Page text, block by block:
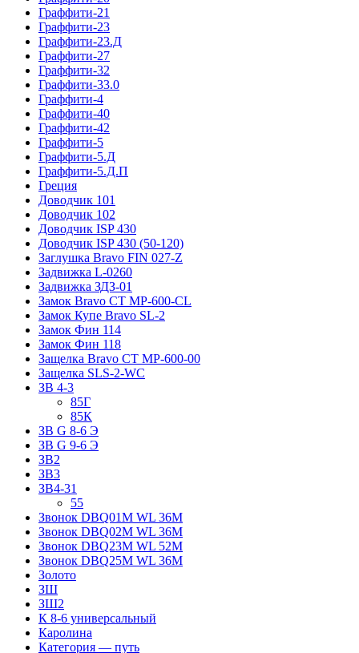
Граффити-21
Граффити-23
Граффити-23.Д
Граффити-27
Граффити-32
Граффити-33.0
Граффити-4
Граффити-40
Граффити-42
Граффити-5
Граффити-5.Д
Граффити-5.Д.П
Греция
Доводчик 101
Доводчик 102
Доводчик ISP 430
Доводчик ISP 430 (50-120)
Заглушка Bravo FIN 027-Z
Задвижка L-0260
Задвижка ЗДЗ-01
Замок Bravo СТ MP-600-CL
Замок Купе Bravo SL-2
Замок Фин 114
Замок Фин 118
Защелка Bravo СТ MP-600-00
Защелка SLS-2-WC
ЗВ 4-3
85Г
85К
ЗВ G 8-6 Э
ЗВ G 9-6 Э
ЗВ2
ЗВ3
ЗВ4-31
55
Звонок DBQ01M WL 36M
Звонок DBQ02M WL 36M
Звонок DBQ23M WL 52M
Звонок DBQ25M WL 36M
Золото
ЗШ
ЗШ2
К 8-6 универсальный
Каролина
Категория — путь